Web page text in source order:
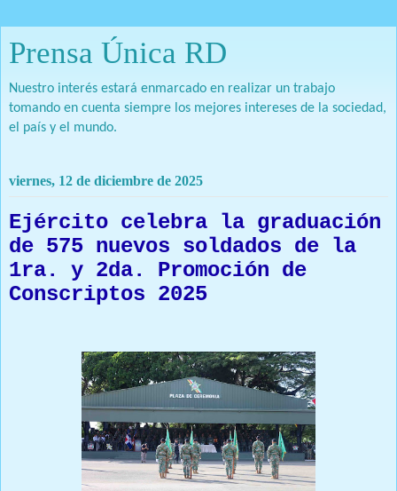
Prensa Única RD
Nuestro interés estará enmarcado en realizar un trabajo
tomando en cuenta siempre los mejores intereses de la sociedad,
el país y el mundo.
viernes, 12 de diciembre de 2025
Ejército celebra la graduación
de 575 nuevos soldados de la
1ra. y 2da. Promoción de
Conscriptos 2025